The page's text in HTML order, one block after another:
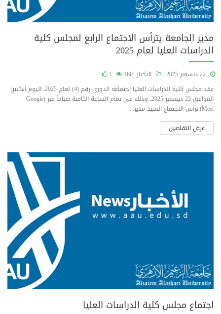
مدير الجامعة يترأس الاجتماع الرابع لمجلس كلية
الدراسات العليا لعام 2025
الأخبار 460
1
عقد مجلس كلية الدراسات العليا اجتماعه الدوري رقم (4) لعام 2025، اليوم الاثنين
الموافق 22 ديسمبر 2025، وذلك في تمام الساعة الثامنة صباحاً عبر (Google
Meet).ترأس الاجتماع السيد مدير...
عرض التفاصيل
اجتماع مجلس كلية الدراسات العليا